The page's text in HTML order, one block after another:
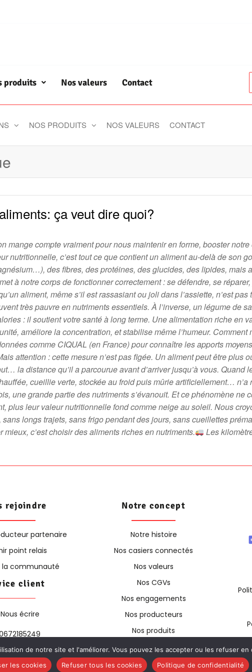
produits Nos valeurs Contact
NOS PRODUITS NOS VALEURS CONTACT
ça veut dire quoi?
mange compte vraiment pour nous maintenir en forme, booster
nutritionnelle, c’est tout ce que contient un aliment au-delà de son
des fibres, des protéines, des glucides, des lipides, mais
à notre corps de fonctionner correctement : se défendre, se
aliment, même s’il est rassasiant ou joli dans l’assiette, n’est
très pauvre en nutriments essentiels. À l’inverse, un légume de
: il soutient votre santé à long terme. Une alimentation riche en
améliore la concentration, et stabilise même l’humeur.
comme CIQUAL (en France) pour connaître les apports
attention : cette mesure n’est pas figée. Un aliment peut être plus
la distance qu’il a parcourue avant d’arriver jusqu’à vous.
cueillie verte, stockée au froid puis mûrie artificiellement…
une grande partie des nutriments s’évanouit. Et ce phénomène ne
plus leur valeur nutritionnelle fond comme neige au soleil. Nous
longs trajets, sans frigo pendant des jours, sans cueillettes
mieux, c’est choisir des aliments riches en nutriments.
Les
rejoindre
partenaire
point relais
la communauté
client
Nous écrire
Notre concept
Notre histoire
Nos casiers connectés
Nos valeurs
Nos CGVs
Nos engagements
Nos producteurs
Nos produits
de notre site et l'améliorer. Vous pouvez les accepter ou les refuser
les cookies
Refuser tous les cookies Politique de confidentialité